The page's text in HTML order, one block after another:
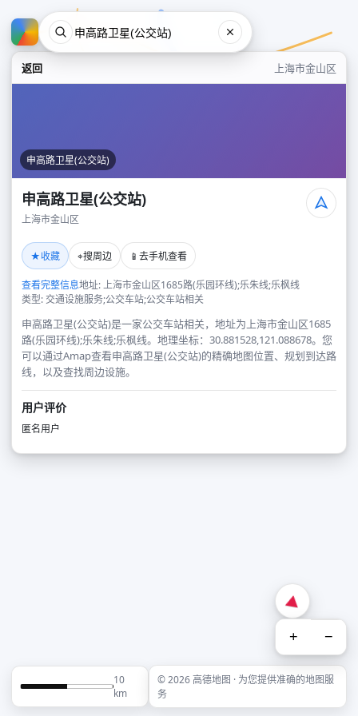
返回 上海市金山区
申高路卫星(公交站)
申高路卫星(公交站)
上海市金山区
★收藏 ⌖搜周边 📱 去手机查看
查看完整信息地址: 上海市金山区1685路(乐园环线);乐朱线;乐枫线
类型: 交通设施服务;公交车站;公交车站相关
申高路卫星(公交站)是一家公交车站相关，地址为上海市金山区1685
路(乐园环线);乐朱线;乐枫线。地理坐标：30.881528,121.088678。您
可以通过Amap查看申高路卫星(公交站)的精确地图位置、规划到达路
线，以及查找周边设施。
用户评价
匿名用户
+ −
10
km
© 2026 高德地图 · 为您提供准确的地图服
务